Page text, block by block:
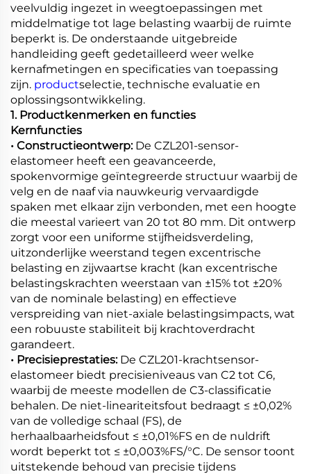
veelvuldig ingezet in weegtoepassingen met
middelmatige tot lage belasting waarbij de ruimte
beperkt is. De onderstaande uitgebreide
handleiding geeft gedetailleerd weer welke
kernafmetingen en specificaties van toepassing
zijn. productselectie, technische evaluatie en
oplossingsontwikkeling.
1. Productkenmerken en functies
Kernfuncties
• Constructieontwerp: De CZL201-sensor-
elastomeer heeft een geavanceerde,
spokenvormige geïntegreerde structuur waarbij de
velg en de naaf via nauwkeurig vervaardigde
spaken met elkaar zijn verbonden, met een hoogte
die meestal varieert van 20 tot 80 mm. Dit ontwerp
zorgt voor een uniforme stijfheidsverdeling,
uitzonderlijke weerstand tegen excentrische
belasting en zijwaartse kracht (kan excentrische
belastingskrachten weerstaan van ±15% tot ±20%
van de nominale belasting) en effectieve
verspreiding van niet-axiale belastingsimpacts, wat
een robuuste stabiliteit bij krachtoverdracht
garandeert.
• Precisieprestaties: De CZL201-krachtsensor-
elastomeer biedt precisieniveaus van C2 tot C6,
waarbij de meeste modellen de C3-classificatie
behalen. De niet-lineariteitsfout bedraagt ≤ ±0,02%
van de volledige schaal (FS), de
herhaalbaarheidsfout ≤ ±0,01%FS en de nuldrift
wordt beperkt tot ≤ ±0,003%FS/°C. De sensor toont
uitstekende behoud van precisie tijdens